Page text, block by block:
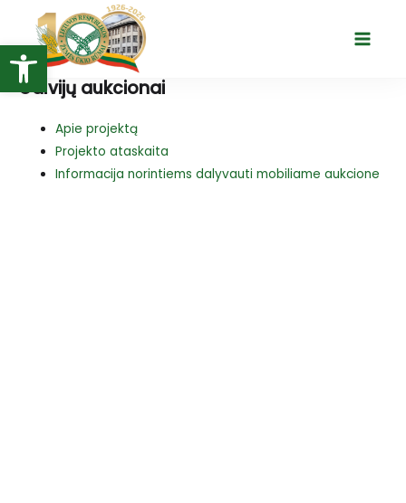
Open toolbar
turinio
Main
Galvijų aukcionai
Apie projektą
Projekto ataskaita
Informacija norintiems dalyvauti mobiliame aukcione